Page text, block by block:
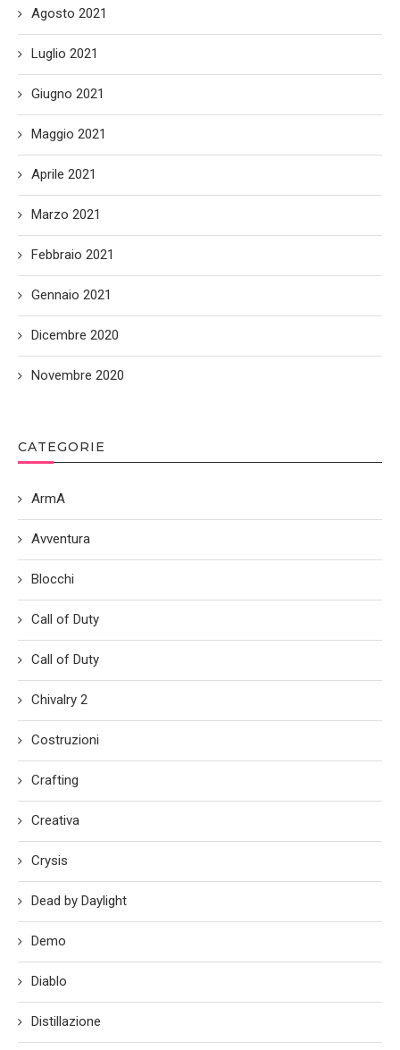
Agosto 2021
Luglio 2021
Giugno 2021
Maggio 2021
Aprile 2021
Marzo 2021
Febbraio 2021
Gennaio 2021
Dicembre 2020
Novembre 2020
CATEGORIE
ArmA
Avventura
Blocchi
Call of Duty
Call of Duty
Chivalry 2
Costruzioni
Crafting
Creativa
Crysis
Dead by Daylight
Demo
Diablo
Distillazione